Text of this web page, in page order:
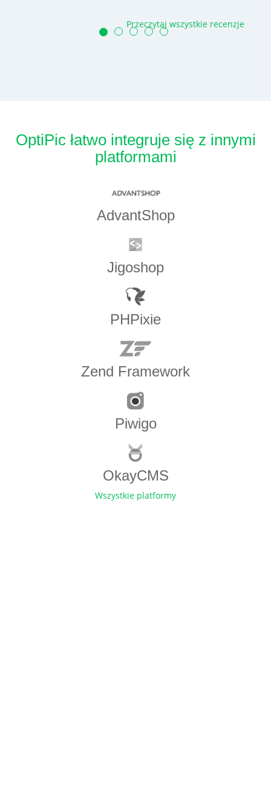
Przeczytaj wszystkie recenzje
OptiPic łatwo integruje się z innymi
platformami
AdvantShop
Jigoshop
PHPixie
Zend Framework
Piwigo
OkayCMS
Wszystkie platformy